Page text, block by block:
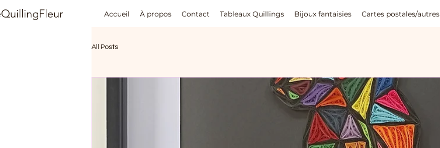
Accueil À propos Contact Tableaux Quillings Bijoux fantaisies Cartes postales/autres
All Posts